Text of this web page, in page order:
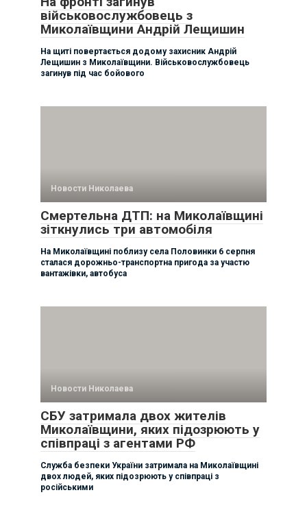
військовослужбовець з
Миколаївщини Андрій Лещишин
На щиті повертається додому захисник Андрій
Лещишин з Миколаївщини. Військовослужбовець
загинув під час бойового
Новости Николаева
Смертельна ДТП: на Миколаївщині
зіткнулись три автомобіля
На Миколаївщині поблизу села Половинки 6 серпня
сталася дорожньо-транспортна пригода за участю
вантажівки, автобуса
Новости Николаева
СБУ затримала двох жителів
Миколаївщини, яких підозрюють у
співпраці з агентами РФ
Служба безпеки України затримала на Миколаївщині
двох людей, яких підозрюють у співпраці з
російськими